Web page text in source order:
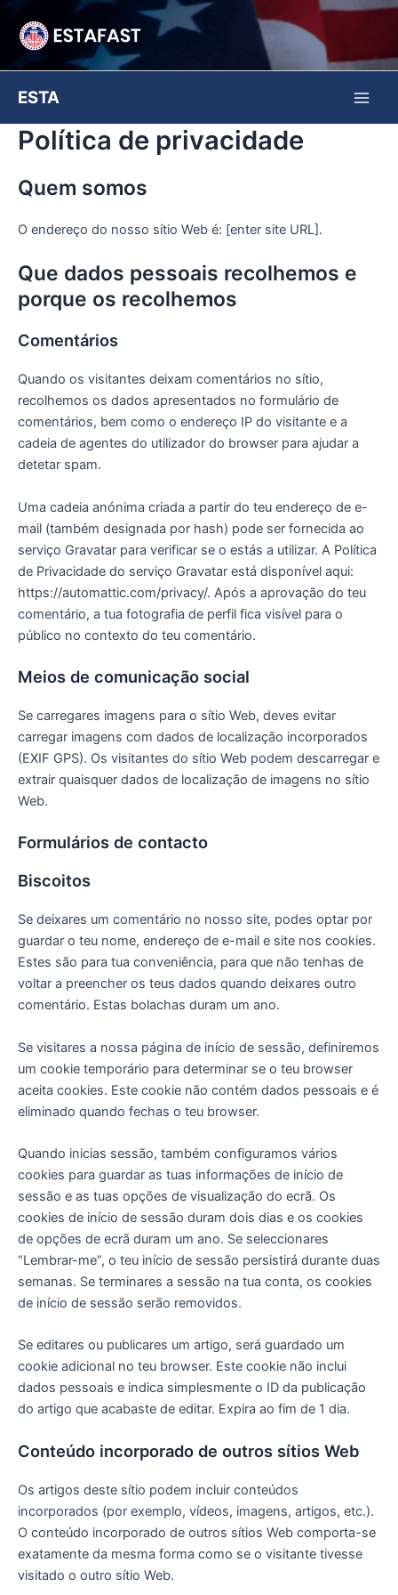
Skip
content
ESTA
Política de privacidade
Quem somos
O endereço do nosso sítio Web é: [enter site URL].
Que dados pessoais recolhemos e
porque os recolhemos
Comentários
Quando os visitantes deixam comentários no sítio,
recolhemos os dados apresentados no formulário de
comentários, bem como o endereço IP do visitante e a
cadeia de agentes do utilizador do browser para ajudar a
detetar spam.
Uma cadeia anónima criada a partir do teu endereço de e-
mail (também designada por hash) pode ser fornecida ao
serviço Gravatar para verificar se o estás a utilizar. A Política
de Privacidade do serviço Gravatar está disponível aqui:
https://automattic.com/privacy/. Após a aprovação do teu
comentário, a tua fotografia de perfil fica visível para o
público no contexto do teu comentário.
Meios de comunicação social
Se carregares imagens para o sítio Web, deves evitar
carregar imagens com dados de localização incorporados
(EXIF GPS). Os visitantes do sítio Web podem descarregar e
extrair quaisquer dados de localização de imagens no sítio
Web.
Formulários de contacto
Biscoitos
Se deixares um comentário no nosso site, podes optar por
guardar o teu nome, endereço de e-mail e site nos cookies.
Estes são para tua conveniência, para que não tenhas de
voltar a preencher os teus dados quando deixares outro
comentário. Estas bolachas duram um ano.
Se visitares a nossa página de início de sessão, definiremos
um cookie temporário para determinar se o teu browser
aceita cookies. Este cookie não contém dados pessoais e é
eliminado quando fechas o teu browser.
Quando inicias sessão, também configuramos vários
cookies para guardar as tuas informações de início de
sessão e as tuas opções de visualização do ecrã. Os
cookies de início de sessão duram dois dias e os cookies
de opções de ecrã duram um ano. Se seleccionares
“Lembrar-me”, o teu início de sessão persistirá durante duas
semanas. Se terminares a sessão na tua conta, os cookies
de início de sessão serão removidos.
Se editares ou publicares um artigo, será guardado um
cookie adicional no teu browser. Este cookie não inclui
dados pessoais e indica simplesmente o ID da publicação
do artigo que acabaste de editar. Expira ao fim de 1 dia.
Conteúdo incorporado de outros sítios Web
Os artigos deste sítio podem incluir conteúdos
incorporados (por exemplo, vídeos, imagens, artigos, etc.).
O conteúdo incorporado de outros sítios Web comporta-se
exatamente da mesma forma como se o visitante tivesse
visitado o outro sítio Web.